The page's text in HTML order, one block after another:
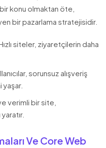
konu olmaktan öte,
bir pazarlama stratejisidir.
siteler, ziyaretçilerin daha
sorunsuz alışveriş
verimli bir site,
Ve Core Web